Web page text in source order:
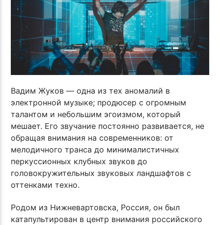
Вадим Жуков — одна из тех аномалий в
электронной музыке; продюсер с огромным
талантом и небольшим эгоизмом, который
мешает. Его звучание постоянно развивается, не
обращая внимания на современников: от
мелодичного транса до минималистичных
перкуссионных клубных звуков до
головокружительных звуковых ландшафтов с
оттенками техно.
Родом из Нижневартовска, Россия, он был
катапультирован в центр внимания российского